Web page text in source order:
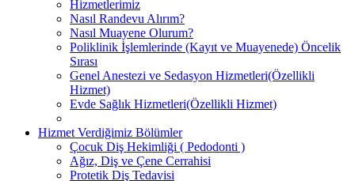
Hizmetlerimiz
Nasıl Randevu Alırım?
Nasıl Muayene Olurum?
Poliklinik İşlemlerinde (Kayıt ve Muayenede) Öncelik
Sırası
Genel Anestezi ve Sedasyon Hizmetleri(Özellikli
Hizmet)
Evde Sağlık Hizmetleri(Özellikli Hizmet)
Hizmet Verdiğimiz Bölümler
Çocuk Diş Hekimliği ( Pedodonti )
Ağız, Diş ve Çene Cerrahisi
Protetik Diş Tedavisi